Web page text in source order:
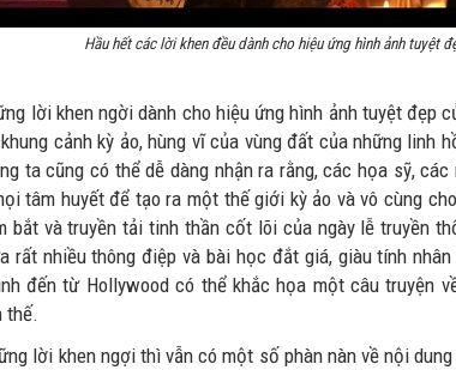
Hầu hết các lời khen đều dành cho hiệu ứng hình ảnh tuyệt
lời khen ngời dành cho hiệu ứng hình ảnh tuyệt đẹp
cảnh kỳ ảo, hùng vĩ của vùng đất của những linh
ta cũng có thể dễ dàng nhận ra rằng, các họa sỹ,
tâm huyết để tạo ra một thế giới kỳ ảo và vô cùng
bắt và truyền tải tinh thần cốt lõi của ngày lễ truyền
rất nhiều thông điệp và bài học đắt giá, giàu tính
đến từ Hollywood có thể khắc họa một câu truyện
thế.
lời khen ngợi thì vẫn có một số phàn nàn về nội